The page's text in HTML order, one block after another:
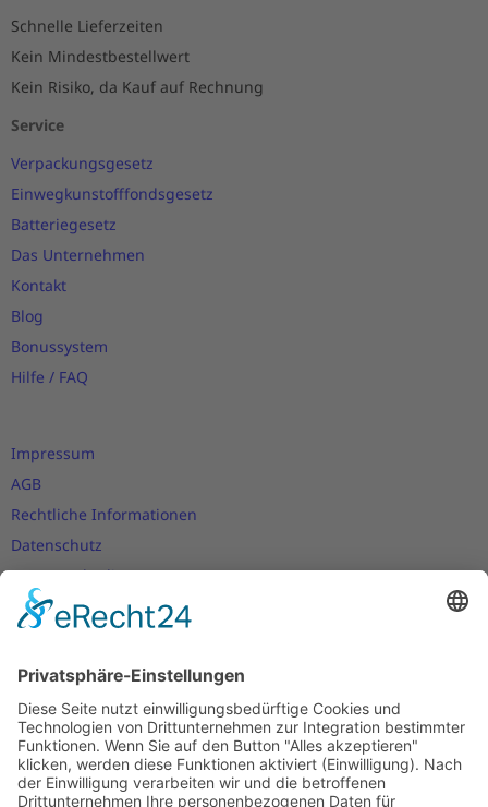
Schnelle Lieferzeiten
Kein Mindestbestellwert
Kein Risiko, da Kauf auf Rechnung
Service
Verpackungsgesetz
Einwegkunstofffondsgesetz
Batteriegesetz
Das Unternehmen
Kontakt
Blog
Bonussystem
Hilfe / FAQ
Impressum
AGB
Rechtliche Informationen
Datenschutz
Nutzungsbedingungen
Versand- und Zahlungsbedingungen
Cookie-Einstellungen
Newsletter
Verpassen Sie keine Neuigkeiten,
Angebote und Gutscheine!